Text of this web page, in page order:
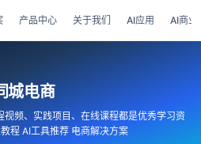
产品中心 关于我们 AI应用 AI商业
城电商
视频、实践项目、在线课程都是优秀学习资
程 AI工具推荐 电商解决方案